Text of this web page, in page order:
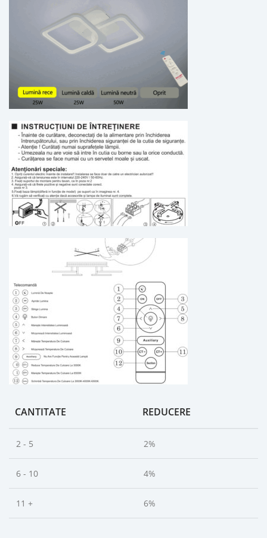
CANTITATE REDUCERE
2 - 5 2%
6 - 10 4%
11 + 6%